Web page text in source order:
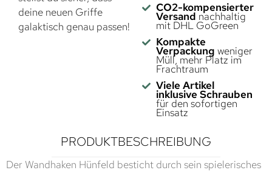
deine neuen Griffe
galaktisch genau passen!
CO2-kompensierter
Versand nachhaltig
mit DHL GoGreen
Kompakte
Verpackung weniger
Müll, mehr Platz im
Frachtraum
Viele Artikel
inklusive Schrauben
für den sofortigen
Einsatz
PRODUKTBESCHREIBUNG
Der Wandhaken Hünfeld besticht durch sein spielerisches